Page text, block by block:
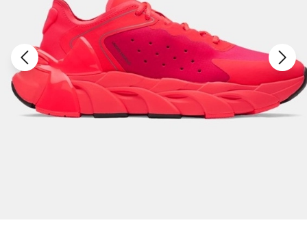
Şifremi Unuttum
Giriş Yap
Under Armour'da yeni misiniz? Kayıt Ol
Üye Olmadan Devam Et
Giriş Sayfasına Dön
Zaten hesabın var mı? Giriş yap